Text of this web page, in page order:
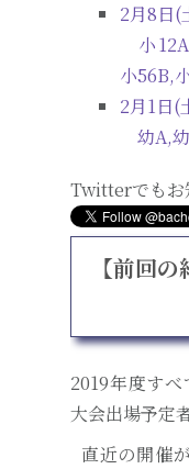
2月8日(
小
小56B,
2月1日(
幼A,
Twitterでもお
【前回
2019年度す
大会出場予定
直近の開催